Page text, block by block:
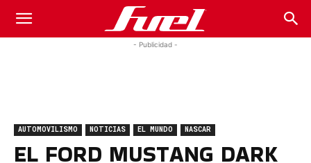
Fuel
Magazine
- Publicidad -
AUTOMOVILISMO NOTICIAS EL MUNDO NASCAR
EL FORD MUSTANG DARK